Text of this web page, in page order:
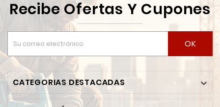
Recibe Ofertas Y Cupones
OK
CATEGORIAS DESTACADAS 